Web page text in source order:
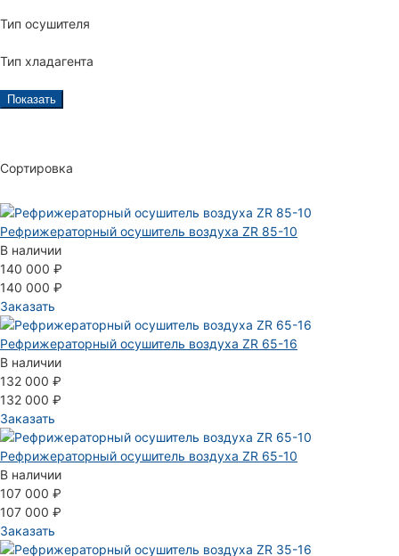
Тип осушителя
Тип хладагента
Показать
Сортировка
Рефрижераторный осушитель воздуха ZR 85-10
В наличии
140 000 ₽
140 000 ₽
Заказать
Рефрижераторный осушитель воздуха ZR 65-16
В наличии
132 000 ₽
132 000 ₽
Заказать
Рефрижераторный осушитель воздуха ZR 65-10
В наличии
107 000 ₽
107 000 ₽
Заказать